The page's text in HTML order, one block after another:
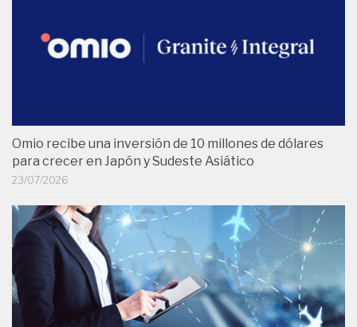
Omio recibe una inversión de 10 millones de dólares
para crecer en Japón y Sudeste Asiático
23/07/2026